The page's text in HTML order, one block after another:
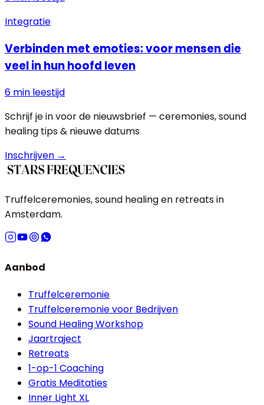
Integratie
Verbinden met emoties: voor mensen die
veel in hun hoofd leven
6 min leestijd
Schrijf je in voor de nieuwsbrief — ceremonies, sound
healing tips & nieuwe datums
Inschrijven →
Truffelceremonies, sound healing en retreats in
Amsterdam.
Aanbod
Truffelceremonie
Truffelceremonie voor Bedrijven
Sound Healing Workshop
Jaartraject
Retreats
1-op-1 Coaching
Gratis Meditaties
Inner Light XL